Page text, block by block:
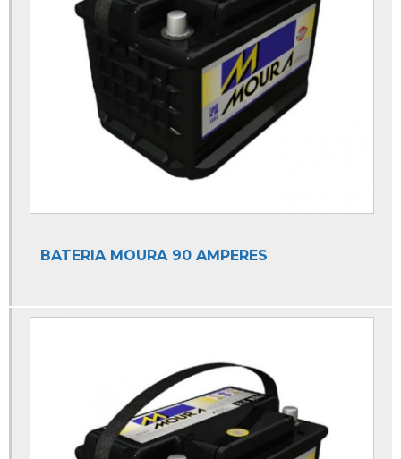
Auto Elétrica para Ar Condicionado
Auto Elétrica para Caminhão
Auto Elétrica para Carro
Auto Elétrica para Moto
Auto Elétrica Perto
Auto Elétrica Perto de Mim
Auto Elétrica Vidros
Auto Socorro 24 Horas
BATERIA MOURA 90 AMPERES